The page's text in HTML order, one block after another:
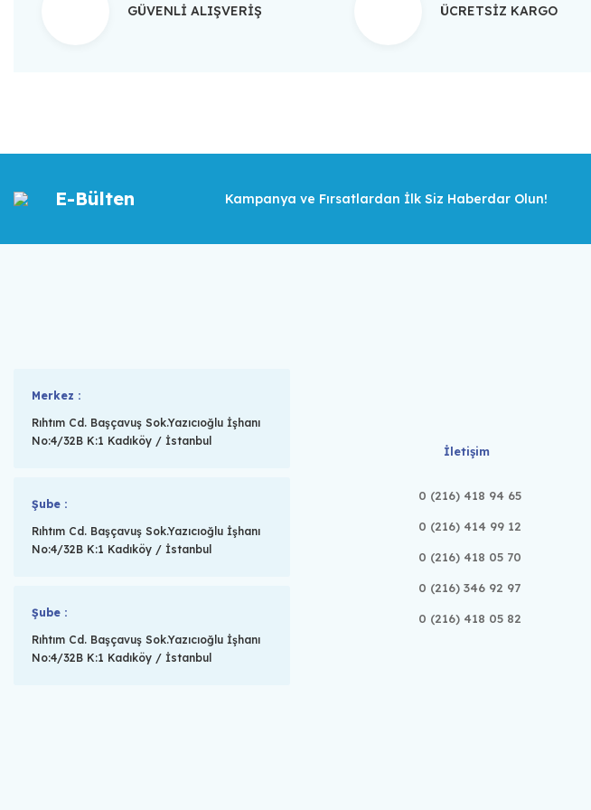
GÜVENLİ ALIŞVERİŞ ÜCRETSİZ KARGO
E-Bülten Kampanya ve Fırsatlardan İlk Siz Haberdar Olun!
Merkez :
Rıhtım Cd. Başçavuş Sok.Yazıcıoğlu İşhanı
No:4/32B K:1 Kadıköy / İstanbul
Şube :
Rıhtım Cd. Başçavuş Sok.Yazıcıoğlu İşhanı
No:4/32B K:1 Kadıköy / İstanbul
Şube :
Rıhtım Cd. Başçavuş Sok.Yazıcıoğlu İşhanı
No:4/32B K:1 Kadıköy / İstanbul
İletişim
0 (216) 418 94 65
0 (216) 414 99 12
0 (216) 418 05 70
0 (216) 346 92 97
0 (216) 418 05 82